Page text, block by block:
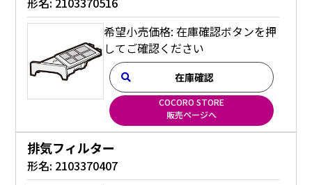
希望小売価格: 在庫確認ボタンを押
してご確認ください
在庫確認
COCORO STORE
販売ページへ
排気フィルター
形名: 2103370407